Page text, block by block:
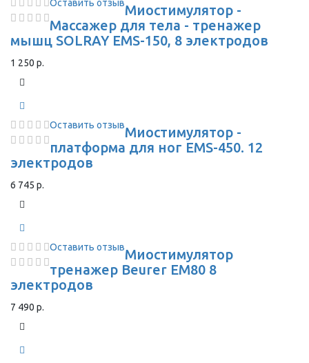
Оставить отзывМиостимулятор -
Массажер для тела - тренажер
мышц SOLRAY EMS-150, 8 электродов
1 250 р.
Оставить отзывМиостимулятор -
платформа для ног EMS-450. 12
электродов
6 745 р.
Оставить отзывМиостимулятор
тренажер Beurer EM80 8
электродов
7 490 р.